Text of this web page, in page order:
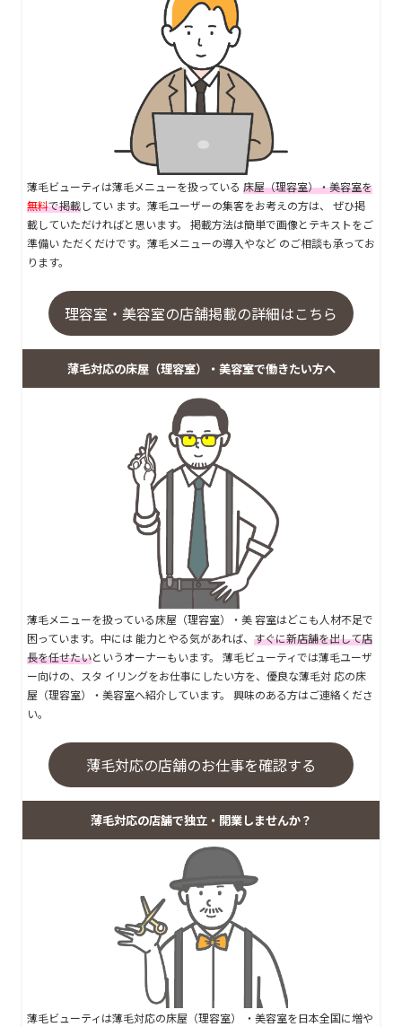
薄毛ビューティは薄毛メニューを扱っている 床屋（理容室）・美容室を
無料で掲載してい ます。薄毛ユーザーの集客をお考えの方は、 ぜひ掲
載していただければと思います。 掲載方法は簡単で画像とテキストをご
準備い ただくだけです。薄毛メニューの導入やなど のご相談も承ってお
ります。
理容室・美容室の店舗掲載の詳細はこちら
薄毛対応の床屋（理容室）・美容室で働きたい方へ
薄毛メニューを扱っている床屋（理容室）・美 容室はどこも人材不足で
困っています。中には 能力とやる気があれば、 すぐに新店舗を出して店
長を任せたいというオーナーもいます。 薄毛ビューティでは薄毛ユーザ
ー向けの、スタ イリングをお仕事にしたい方を、優良な薄毛対 応の床
屋（理容室）・美容室へ紹介しています。 興味のある方はご連絡くださ
い。
薄毛対応の店舗のお仕事を確認する
薄毛対応の店舗で独立・開業しませんか？
薄毛ビューティは薄毛対応の床屋（理容室） ・美容室を日本全国に増や